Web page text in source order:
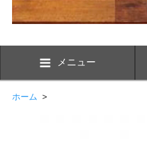
メニュー
ホーム >